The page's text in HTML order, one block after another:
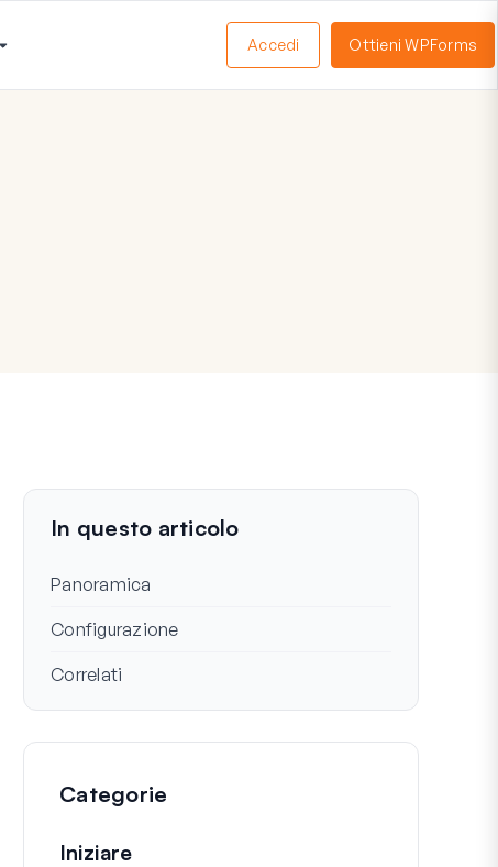
Menu
Accedi Ottieni WPForms
In questo articolo
Panoramica
Configurazione
Correlati
Categorie
Iniziare